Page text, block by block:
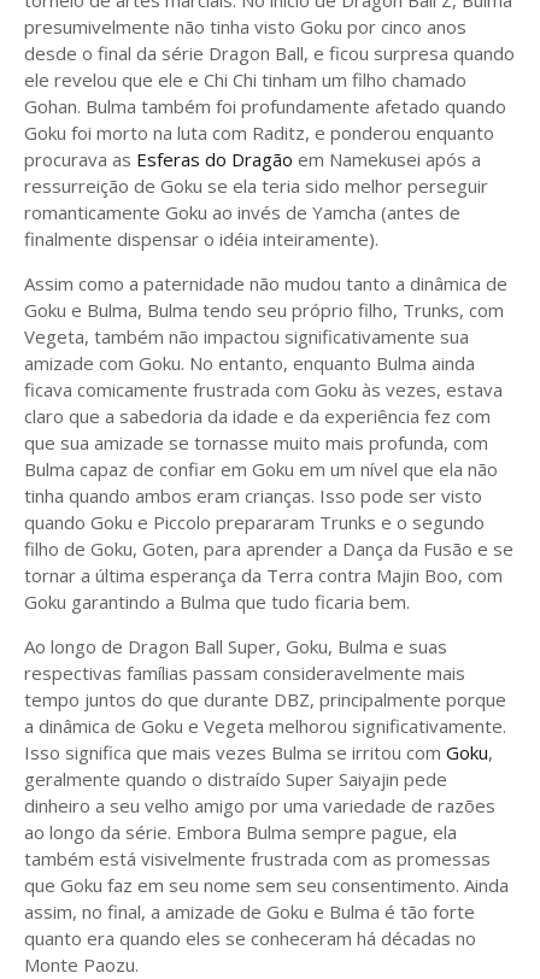
presumivelmente não tinha visto Goku por cinco anos
desde o final da série Dragon Ball, e ficou surpresa quando
ele revelou que ele e Chi Chi tinham um filho chamado
Gohan. Bulma também foi profundamente afetado quando
Goku foi morto na luta com Raditz, e ponderou enquanto
procurava as Esferas do Dragão em Namekusei após a
ressurreição de Goku se ela teria sido melhor perseguir
romanticamente Goku ao invés de Yamcha (antes de
finalmente dispensar o idéia inteiramente).
Assim como a paternidade não mudou tanto a dinâmica de
Goku e Bulma, Bulma tendo seu próprio filho, Trunks, com
Vegeta, também não impactou significativamente sua
amizade com Goku. No entanto, enquanto Bulma ainda
ficava comicamente frustrada com Goku às vezes, estava
claro que a sabedoria da idade e da experiência fez com
que sua amizade se tornasse muito mais profunda, com
Bulma capaz de confiar em Goku em um nível que ela não
tinha quando ambos eram crianças. Isso pode ser visto
quando Goku e Piccolo prepararam Trunks e o segundo
filho de Goku, Goten, para aprender a Dança da Fusão e se
tornar a última esperança da Terra contra Majin Boo, com
Goku garantindo a Bulma que tudo ficaria bem.
Ao longo de Dragon Ball Super, Goku, Bulma e suas
respectivas famílias passam consideravelmente mais
tempo juntos do que durante DBZ, principalmente porque
a dinâmica de Goku e Vegeta melhorou significativamente.
Isso significa que mais vezes Bulma se irritou com Goku,
geralmente quando o distraído Super Saiyajin pede
dinheiro a seu velho amigo por uma variedade de razões
ao longo da série. Embora Bulma sempre pague, ela
também está visivelmente frustrada com as promessas
que Goku faz em seu nome sem seu consentimento. Ainda
assim, no final, a amizade de Goku e Bulma é tão forte
quanto era quando eles se conheceram há décadas no
Monte Paozu.